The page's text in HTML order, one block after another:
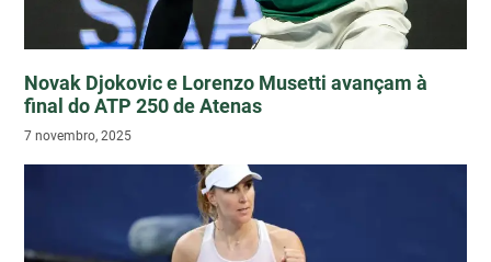
Novak Djokovic e Lorenzo Musetti avançam à
final do ATP 250 de Atenas
7 novembro, 2025